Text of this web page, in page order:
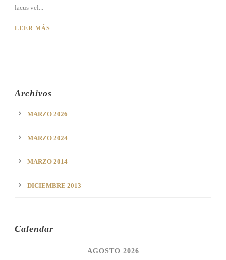
lacus vel...
LEER MÁS
Archivos
MARZO 2026
MARZO 2024
MARZO 2014
DICIEMBRE 2013
Calendar
AGOSTO 2026